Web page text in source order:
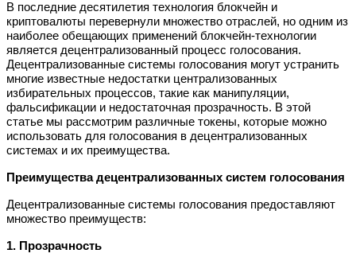
В последние десятилетия технология блокчейн и
криптовалюты перевернули множество отраслей, но одним из
наиболее обещающих применений блокчейн-технологии
является децентрализованный процесс голосования.
Децентрализованные системы голосования могут устранить
многие известные недостатки централизованных
избирательных процессов, такие как манипуляции,
фальсификации и недостаточная прозрачность. В этой
статье мы рассмотрим различные токены, которые можно
использовать для голосования в децентрализованных
системах и их преимущества.
Преимущества децентрализованных систем голосования
Децентрализованные системы голосования предоставляют
множество преимуществ:
1. Прозрачность